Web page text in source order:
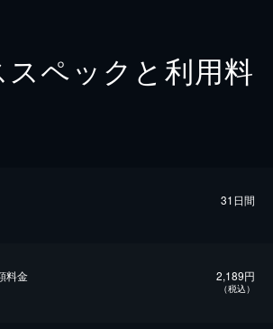
ペックと利用料
31日間
料金 2,189円
（税込）